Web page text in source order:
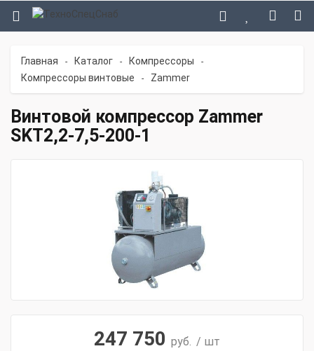
Главная - Каталог - Компрессоры -
Компрессоры винтовые - Zammer
Винтовой компрессор Zammer
SKT2,2-7,5-200-1
247 750 руб. / шт